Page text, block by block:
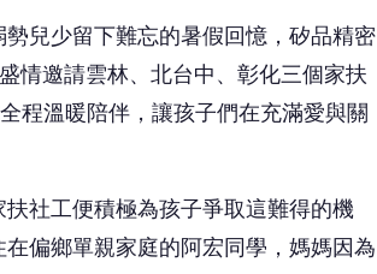
兒少留下難忘的暑假回憶，矽品精密
情邀請雲林、北台中、彰化三個家扶
程溫暖陪伴，讓孩子們在充滿愛與關
社工便積極為孩子爭取這難得的機
偏鄉單親家庭的阿宏同學，媽媽因為